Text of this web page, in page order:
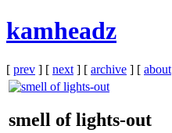
kamheadz
[ prev ] [ next ] [ archive ] [ about
smell of lights-out